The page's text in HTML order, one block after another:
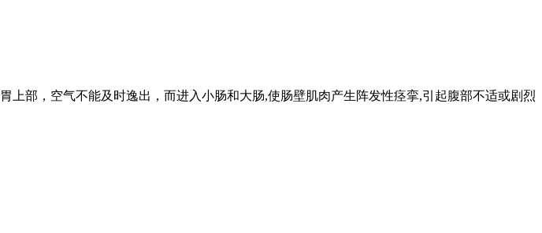
上部，空气不能及时逸出，而进入小肠和大肠,使肠壁肌肉产生阵发性痉挛,引起腹部不适或剧烈